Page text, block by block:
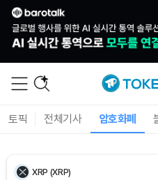
토픽 전체기사 암호화폐
Ethereum (ETH)
XRP (XRP)